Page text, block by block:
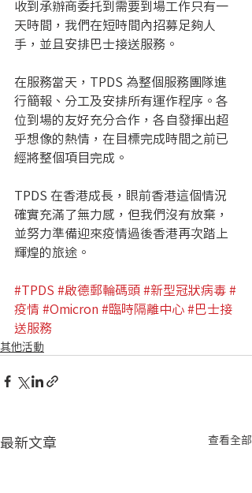
收到承辦商委托到需要到場工作只有一
天時間，我們在短時間內招募足夠人
手，並且安排巴士接送服務。
在服務當天，TPDS 為整個服務團隊進
行簡報、分工及安排所有運作程序。各
位到場的友好充分合作，各自發揮出超
乎想像的熱情，在目標完成時間之前已
經將整個項目完成。
TPDS 在香港成長，眼前香港這個情況
確實充滿了無力感，但我們沒有放棄，
並努力準備迎來疫情過後香港再次踏上
輝煌的旅途。
#TPDS #啟德郵輪碼頭#新型冠狀病毒#
疫情 #Omicron #臨時隔離中心#巴士接
送服務
其他活動
最新文章 查看全部